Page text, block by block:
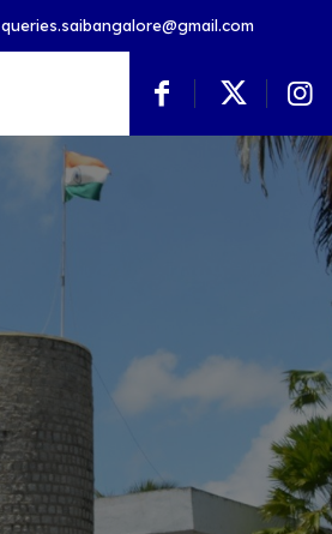
queries.saibangalore@gmail.com